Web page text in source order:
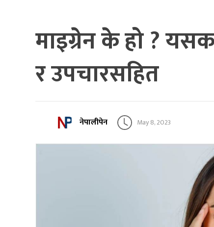
माइग्रेन के हो ?
र उपचारसहित
नेपालीपेन May 8, 2023